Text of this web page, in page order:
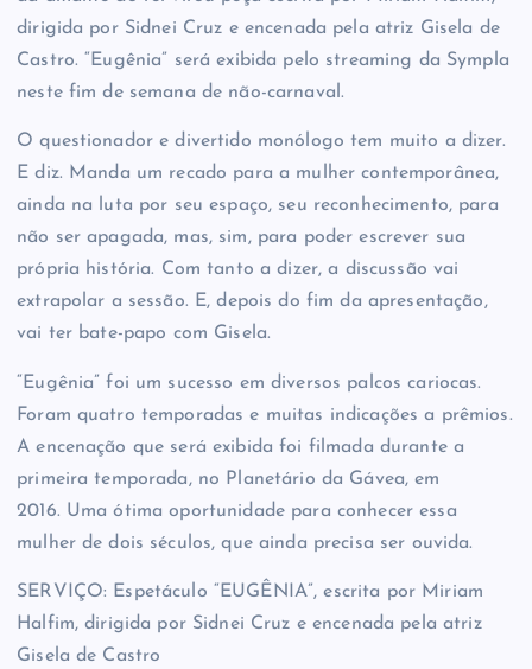
dirigida por Sidnei Cruz e encenada pela atriz Gisela de
Castro. “Eugênia” será exibida pelo streaming da Sympla
neste fim de semana de não-carnaval.
O questionador e divertido monólogo tem muito a dizer.
E diz. Manda um recado para a mulher contemporânea,
ainda na luta por seu espaço, seu reconhecimento, para
não ser apagada, mas, sim, para poder escrever sua
própria história. Com tanto a dizer, a discussão vai
extrapolar a sessão. E, depois do fim da apresentação,
vai ter bate-papo com Gisela.
“Eugênia” foi um sucesso em diversos palcos cariocas.
Foram quatro temporadas e muitas indicações a prêmios.
A encenação que será exibida foi filmada durante a
primeira temporada, no Planetário da Gávea, em
2016. Uma ótima oportunidade para conhecer essa
mulher de dois séculos, que ainda precisa ser ouvida.
SERVIÇO: Espetáculo “EUGÊNIA”, escrita por Miriam
Halfim, dirigida por Sidnei Cruz e encenada pela atriz
Gisela de Castro